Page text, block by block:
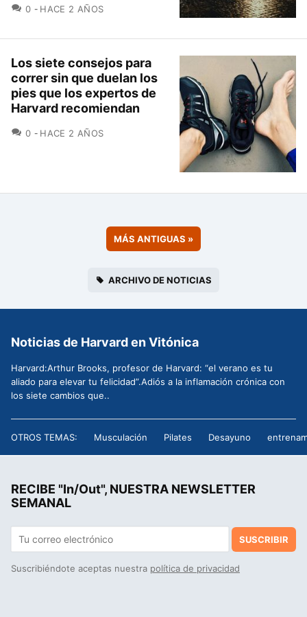
0 COMENTARIOS
HACE 2 AÑOS
Los siete consejos para
correr sin que duelan los
pies que los expertos de
Harvard recomiendan
0 COMENTARIOS
HACE 2 AÑOS
MÁS ANTIGUAS »
ARCHIVO DE NOTICIAS
Noticias de Harvard en Vitónica
Harvard:Arthur Brooks, profesor de Harvard: “el verano es tu
aliado para elevar tu felicidad”.Adiós a la inflamación crónica con
los siete cambios que..
OTROS TEMAS: Musculación Pilates Desayuno
RECIBE "In/Out", NUESTRA NEWSLETTER
SEMANAL
SUSCRIBIR
Suscribiéndote aceptas nuestra política de privacidad